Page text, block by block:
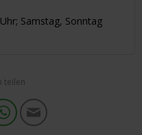
Samstag, Sonntag
teilen